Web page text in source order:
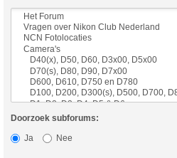
Doorzoek subforums:
Ja
Nee